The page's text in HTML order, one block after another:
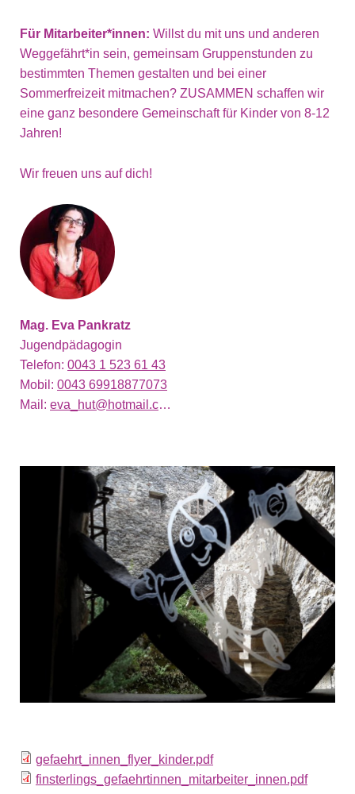
Für Mitarbeiter*innen: Willst du mit uns und anderen
Weggefährt*in sein, gemeinsam Gruppenstunden zu
bestimmten Themen gestalten und bei einer
Sommerfreizeit mitmachen? ZUSAMMEN schaffen wir
eine ganz besondere Gemeinschaft für Kinder von 8-12
Jahren!
Wir freuen uns auf dich!
Mag. Eva Pankratz
Jugendpädagogin
Telefon: 0043 1 523 61 43
Mobil: 0043 69918877073
Mail: eva_hut@hotmail.com
gefaehrt_innen_flyer_kinder.pdf
finsterlings_gefaehrtinnen_mitarbeiter_innen.pdf